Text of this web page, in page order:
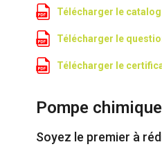
Télécharger le
Télécharger le
Télécharger le
Pompe
Soyez le premier à